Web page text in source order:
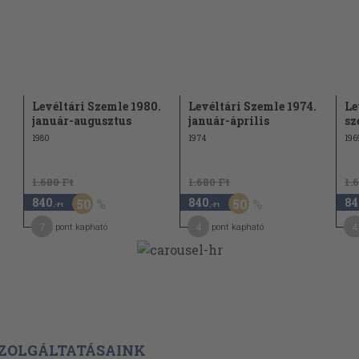
Levéltári Szemle 1980.
január-augusztus
1980
1.680 Ft
840 ,-Ft 50
pont kapható
Levéltári Szemle 1974.
január-április
1974
1.680 Ft
840 ,-Ft 50
pont kapható